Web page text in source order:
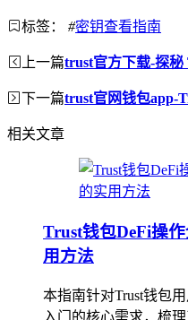
标签： #密钥查看指南
上一篇trust官方下载-探
下一篇trust官网钱包app-
相关文章
Trust钱包DeFi操
用方法
本指南针对Trust钱包
入门的核心需求，梳